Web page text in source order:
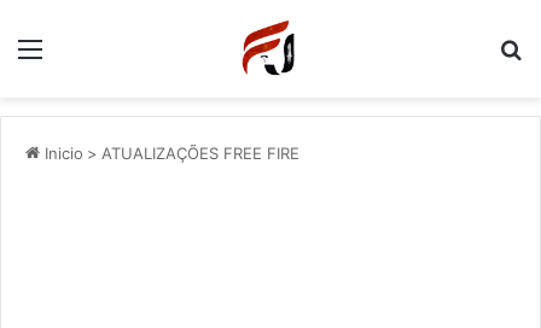
Menu
Inicio > ATUALIZAÇÕES FREE FIRE